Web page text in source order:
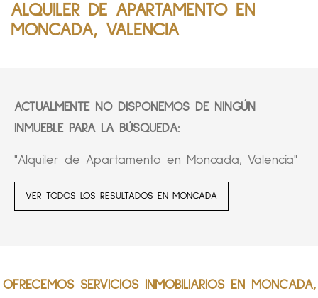
ALQUILER DE APARTAMENTO EN
MONCADA, VALENCIA
ACTUALMENTE NO DISPONEMOS DE NINGÚN
INMUEBLE PARA LA BÚSQUEDA:
"Alquiler de Apartamento en Moncada, Valencia"
VER TODOS LOS RESULTADOS EN MONCADA
OFRECEMOS SERVICIOS INMOBILIARIOS EN MONCADA,